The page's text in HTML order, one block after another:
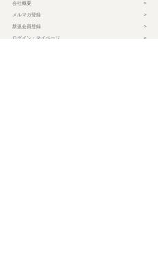
会社概要
メルマガ登録
新規会員登録
ログイン・マイページ